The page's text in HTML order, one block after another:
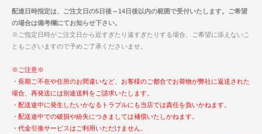
配達日時指定は、ご注文日の5日後～14日後以内の範囲で受付いたします。ご希望
の場合は備考欄にてお知らせ下さい。
※ご指定日時がご注文日から近すぎたり遠すぎたりする場合、ご希望に添えないこ
ともございますので予めご了承くださいませ。
※ご注意※
・長期ご不在や住所のお間違いなど、お客様のご都合でお荷物が弊社に返送された
場合、再発送には別途送料をご請求いたします。
・配送途中に発生したいかなるトラブルにも当店では責任を負いかねます。
・配送途中での破損や紛失につきましては補償いたしかねます。
・代金引換サービスはご利用いただけません。